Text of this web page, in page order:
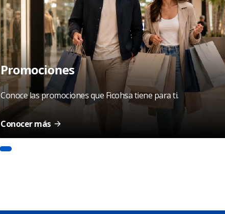
Promociones
Conoce las promociones que Ficohsa tiene para ti.
Conocer más